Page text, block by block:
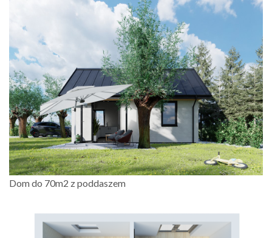
Dom do 70m2 z poddaszem